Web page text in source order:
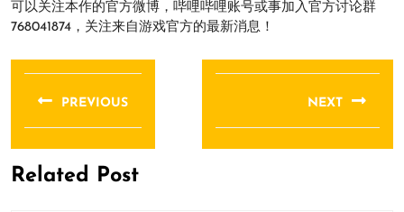
可以关注本作的官方微博，哔哩哔哩账号或事加入官方讨论群
768041874，关注来自游戏官方的最新消息！
文
导
航
PREVIOUS
post:
NEXT
post:
Related Post